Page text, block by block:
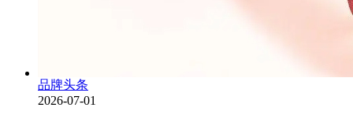
品牌头条
2026-07-01